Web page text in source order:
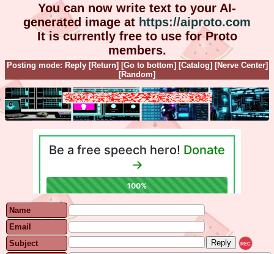
You can now write text to your AI-
generated image at https://aiproto.com
It is currently free to use for Proto
members.
Posting mode: Reply [Return] [Go to bottom] [Catalog] [Nerve Center]
[Random]
Name
Email
Subject
REC